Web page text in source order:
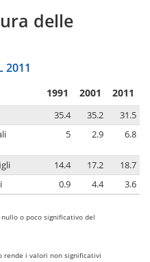
delle
2011
1991 2001 2011
35.4 35.2
31.5
5 2.9 6.8
14.4 17.2
18.7
0.9 4.4 3.6
o poco significativo del
rende i valori non significativi